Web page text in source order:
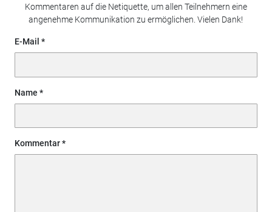
Kommentaren auf die Netiquette, um allen Teilnehmern eine
angenehme Kommunikation zu ermöglichen. Vielen Dank!
E-Mail
Name
Kommentar